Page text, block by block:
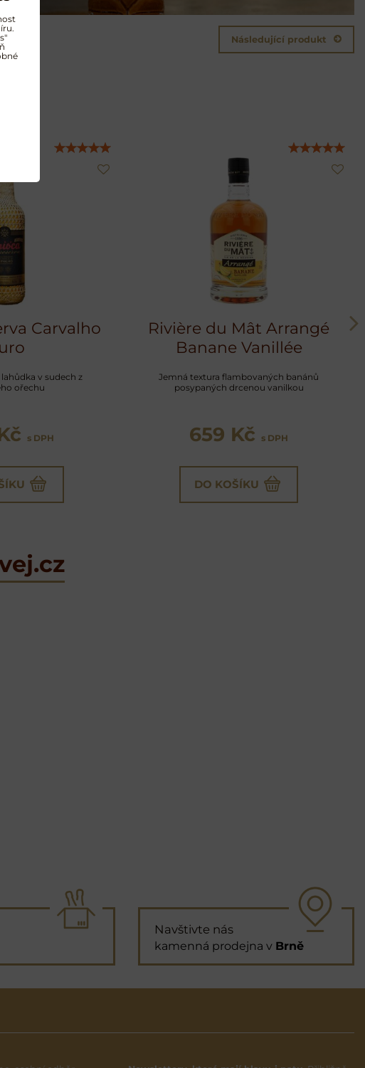
Následující produkt
Carvalho
v sudech z
ořechu
s DPH
Rivière du Mât Arrangé
Banane Vanillée
Jemná textura flambovaných banánů
posypaných drcenou vanilkou
659 Kč s DPH
DO KOŠÍKU
Navštivte nás
kamenná prodejna v Brně